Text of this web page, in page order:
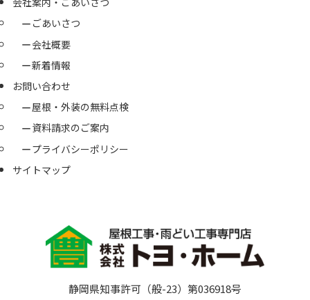
静岡県知事許可（般-23）第036918号
ごあいさつ
会社概要
新着情報
お問い合わせ
屋根・外装の無料点検
資料請求のご案内
プライバシーポリシー
サイトマップ